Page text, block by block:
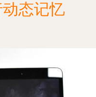
态记忆